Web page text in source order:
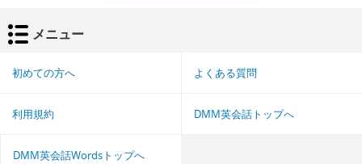
メニュー
初めての方へ よくある質問
利用規約 DMM英会話トップへ
DMM英会話Wordsトップへ